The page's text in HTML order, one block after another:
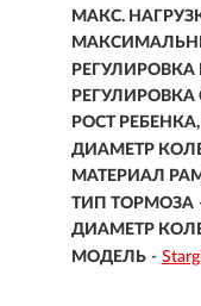
МАКС.
РЕГУЛИРОВКА
РЕГУЛИРОВКА
РОСТ
ДИАМЕТР
МАТЕРИАЛ
ТИП ТОРМОЗА
ДИАМЕТР
МОДЕЛЬ -